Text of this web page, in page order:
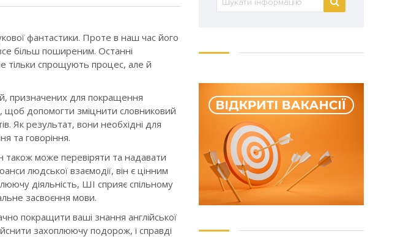
фантастики. Проте в наш час його
більш поширеним. Останні
тільки спрощують процес, але й
призначених для покращення
щоб допомогти зміцнити словниковий
Як результат, вони необхідні для
та говоріння.
також може перевіряти та надавати
людської взаємодії, він є цінним
діяльність, ШІ сприяє спільному
засвоєння мови.
покращити ваші знання англійської
захоплюючу подорож, і справді